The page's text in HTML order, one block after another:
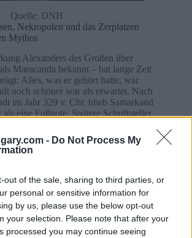
- Do Not Process My
out of the sale, sharing to third parties, or
personal or sensitive information for
by us, please use the below opt-out
your selection. Please note that after your
processed you may continue seeing
Quelle: DNH
Nekropolen und das Zerplatzen
Mythos
Alexanders des Großen über
Maracanda bekannt – hat lange Zeit
Alles, was er gehört hatte, war
noch schöner war als erwartet. Nach
im Jahr 329 v. Chr. blieb Samarkand
eine Fußnote. Spätere Schriftsteller
während sie heute eher in Bezug auf die
– türkisfarbene Kuppeln, Minarette
Afrosiyob-
(766F) vom Nordbahnhof in
in weniger als zweieinhalb Stunden
von Samarkand.